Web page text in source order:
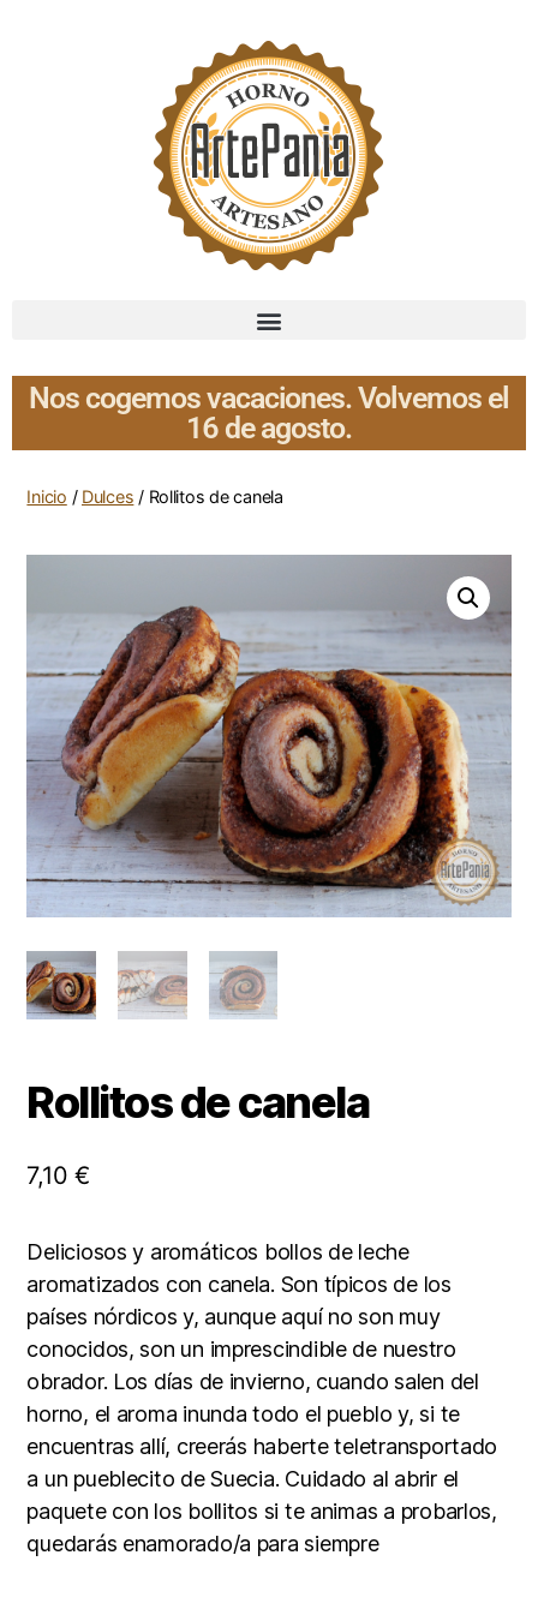
Nos cogemos vacaciones. Volvemos el
16 de agosto.
Inicio / Dulces / Rollitos de canela
Rollitos de canela
7,10€
Deliciosos y aromáticos bollos de leche
aromatizados con canela. Son típicos de los
países nórdicos y, aunque aquí no son muy
conocidos, son un imprescindible de nuestro
obrador. Los días de invierno, cuando salen del
horno, el aroma inunda todo el pueblo y, si te
encuentras allí, creerás haberte teletransportado
a un pueblecito de Suecia. Cuidado al abrir el
paquete con los bollitos si te animas a probarlos,
quedarás enamorado/a para siempre